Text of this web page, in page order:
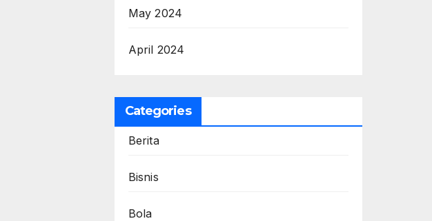
May 2024
April 2024
Categories
Berita
Bisnis
Bola